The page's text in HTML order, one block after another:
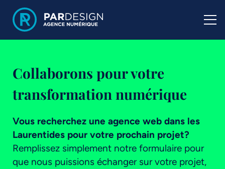
Collaborons pour votre
transformation numérique
Vous recherchez une agence web dans les
Laurentides pour votre prochain projet?
Remplissez simplement notre formulaire pour
que nous puissions échanger sur votre projet,